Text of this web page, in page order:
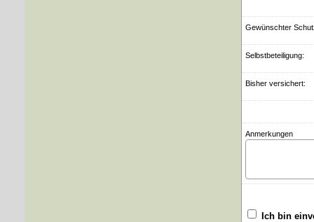
Gewünschter
Selbstbeteiligung:
Bisher versichert:
Anmerkungen
Ich bin